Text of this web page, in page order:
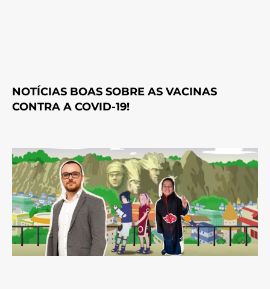
NOTÍCIAS BOAS SOBRE AS VACINAS
CONTRA A COVID-19!